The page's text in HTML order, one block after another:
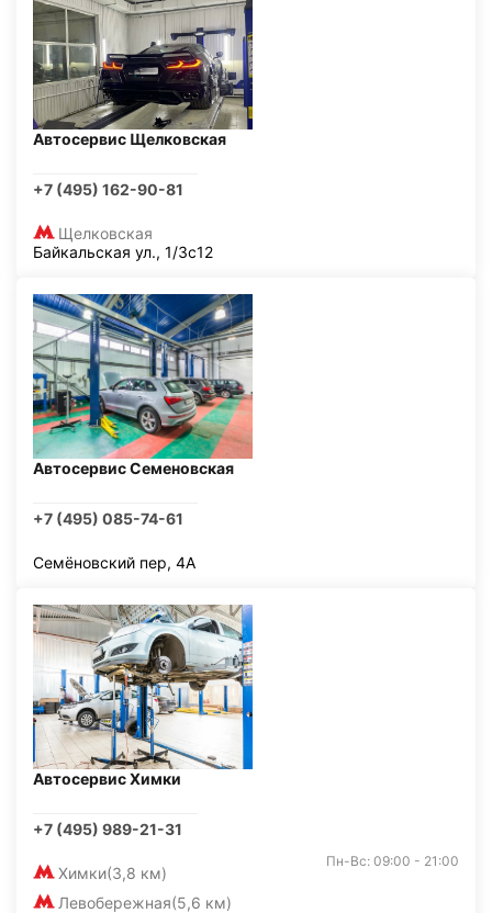
Автосервис Щелковская
+7 (495) 162-90-81
Щелковская
Байкальская ул., 1/3с12
Автосервис Семеновская
+7 (495) 085-74-61
Семёновский пер, 4А
Автосервис Химки
+7 (495) 989-21-31
Химки(3,8 км)
Левобережная(5,6 км)
Пн-Вс: 09:00 - 21:00